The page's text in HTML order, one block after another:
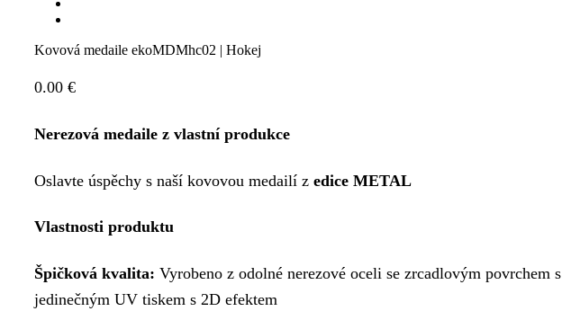
Kovová medaile ekoMDMhc02 | Hokej
0.00 €
Nerezová medaile z vlastní produkce
Oslavte úspěchy s naší kovovou medailí z edice METAL
Vlastnosti produktu
Špičková kvalita: Vyrobeno z odolné nerezové oceli se zrcadlovým povrchem s
jedinečným UV tiskem s 2D efektem